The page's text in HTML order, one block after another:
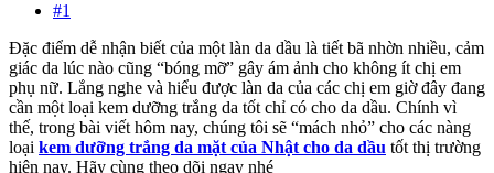
#1
Đặc điểm dễ nhận biết của một làn da dầu là tiết bã nhờn nhiều, cảm
giác da lúc nào cũng “bóng mỡ” gây ám ảnh cho không ít chị em
phụ nữ. Lắng nghe và hiểu được làn da của các chị em giờ đây đang
cần một loại kem dưỡng trắng da tốt chỉ có cho da dầu. Chính vì
thế, trong bài viết hôm nay, chúng tôi sẽ “mách nhỏ” cho các nàng
loại kem dưỡng trắng da mặt của Nhật cho da dầu tốt thị trường
hiện nay. Hãy cùng theo dõi ngay nhé